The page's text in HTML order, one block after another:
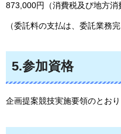
873,000円（消費税及び地方消
（委託料の支払は、委託業務
5.参加資格
企画提案競技実施要領のとおり